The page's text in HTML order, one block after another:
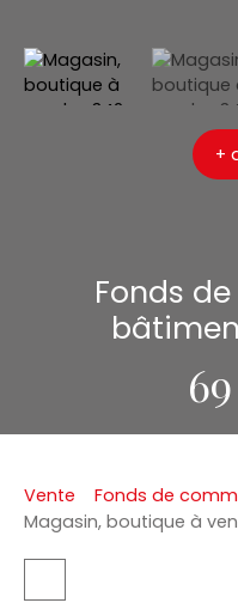
+
Fonds
Vente Fonds de
Magasin, boutique à